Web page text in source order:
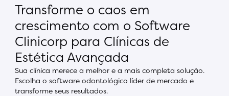
Transforme o caos em
crescimento com o Software
Clinicorp para Clínicas de
Estética Avançada
Sua clínica merece a melhor e a mais completa solução.
Escolha o software odontológico líder de mercado e
transforme seus resultados.